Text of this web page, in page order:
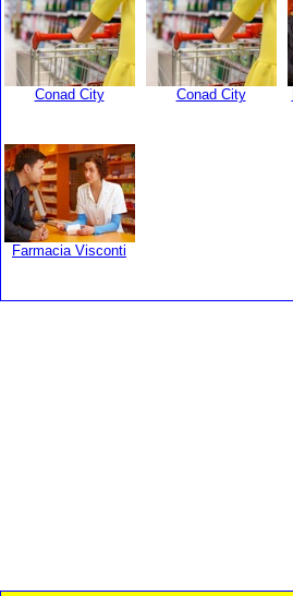
Conad City Conad City
Farmacia Visconti